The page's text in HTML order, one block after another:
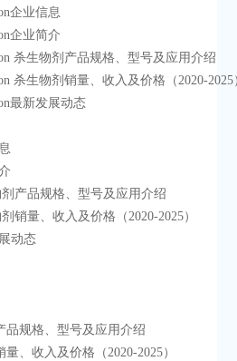
企业信息
企业简介
杀生物剂产品规格、型号及应用介绍
杀生物剂销量、收入及价格（2020-
最新发展动态
杀生物剂产品规格、型号及应用介绍
杀生物剂销量、收入及价格（2020-2025）
展动态
剂产品规格、型号及应用介绍
剂销量、收入及价格（2020-2025）